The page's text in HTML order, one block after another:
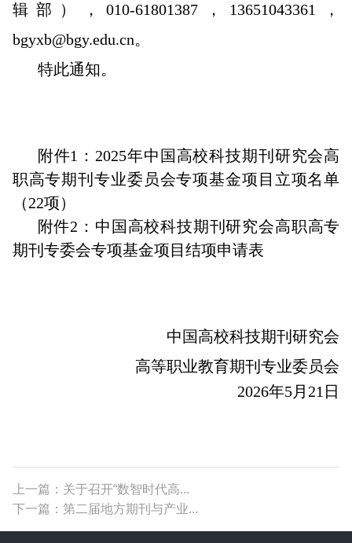
辑部），010-61801387，13651043361，
bgyxb@bgy.edu.cn。
特此通知。
附件1：2025年中国高校科技期刊研究会高
职高专期刊专业委员会专项基金项目立项名单
（22项）
附件2：中国高校科技期刊研究会高职高专
期刊专委会专项基金项目结项申请表
中国高校科技期刊研究会
高等职业教育期刊专业委员会
2026年5月21日
上一篇：关于召开“数智时代高...
下一篇：第二届地方期刊与产业...